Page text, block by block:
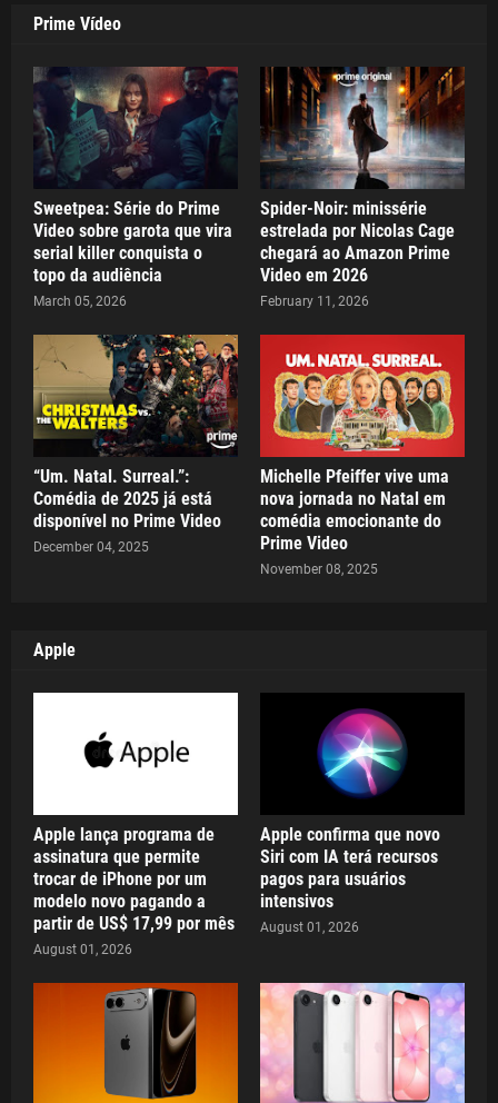
Prime Vídeo
Sweetpea: Série do Prime
Video sobre garota que vira
serial killer conquista o
topo da audiência
March 05, 2026
Spider-Noir: minissérie
estrelada por Nicolas Cage
chegará ao Amazon Prime
Video em 2026
February 11, 2026
“Um. Natal. Surreal.”:
Comédia de 2025 já está
disponível no Prime Video
December 04, 2025
Michelle Pfeiffer vive uma
nova jornada no Natal em
comédia emocionante do
Prime Video
November 08, 2025
Apple
Apple lança programa de
assinatura que permite
trocar de iPhone por um
modelo novo pagando a
partir de US$ 17,99 por mês
August 01, 2026
Apple confirma que novo
Siri com IA terá recursos
pagos para usuários
intensivos
August 01, 2026